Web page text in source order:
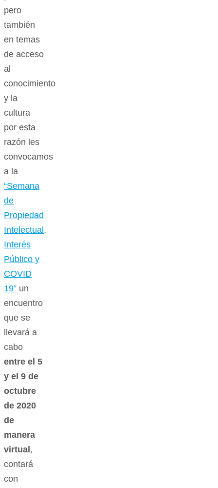
pero
también
en temas
de acceso
al
conocimiento
y la
cultura
por esta
razón les
convocamos
a la
“Semana
de
Propiedad
Intelectual,
Interés
Público y
COVID
19” un
encuentro
que se
llevará a
cabo
entre el 5
y el 9 de
octubre
de 2020
de
manera
virtual ,
contará
con